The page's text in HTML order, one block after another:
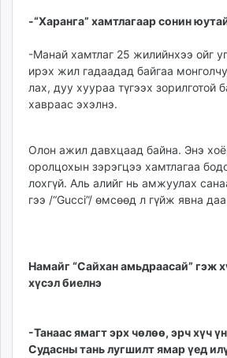
-“Харанга” хамт­­­­­лагаар сонин
-Манай хамтлаг 25 жи­лийнхээ ойг
ирэх жил гадаадад бай­гаа
лах, дуу хуураа түгээх з­о­рилготой
хавраас эхэлнэ.
Олон ажил давхцаад бай­на. Энэ
орол­цохын зэрэг­цээ хамт­лагаа
лохгүй. Аль алийг нь амжуулах
гээ /“Gucci”/ өмсөөд л гүйж явна
Намайг “Сайхан амьдраасай” гэж
хүсэл биелнэ
-Танаас ямагт эрх чөлөө, эрч хүч
Судасны тань лугшилт ямар үед